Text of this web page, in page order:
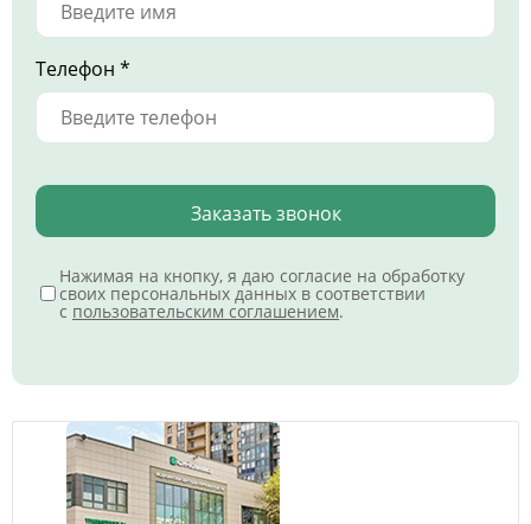
Телефон *
Заказать звонок
Нажимая на кнопку, я даю согласие на обработку
своих персональных данных в соответствии
с пользовательским соглашением.